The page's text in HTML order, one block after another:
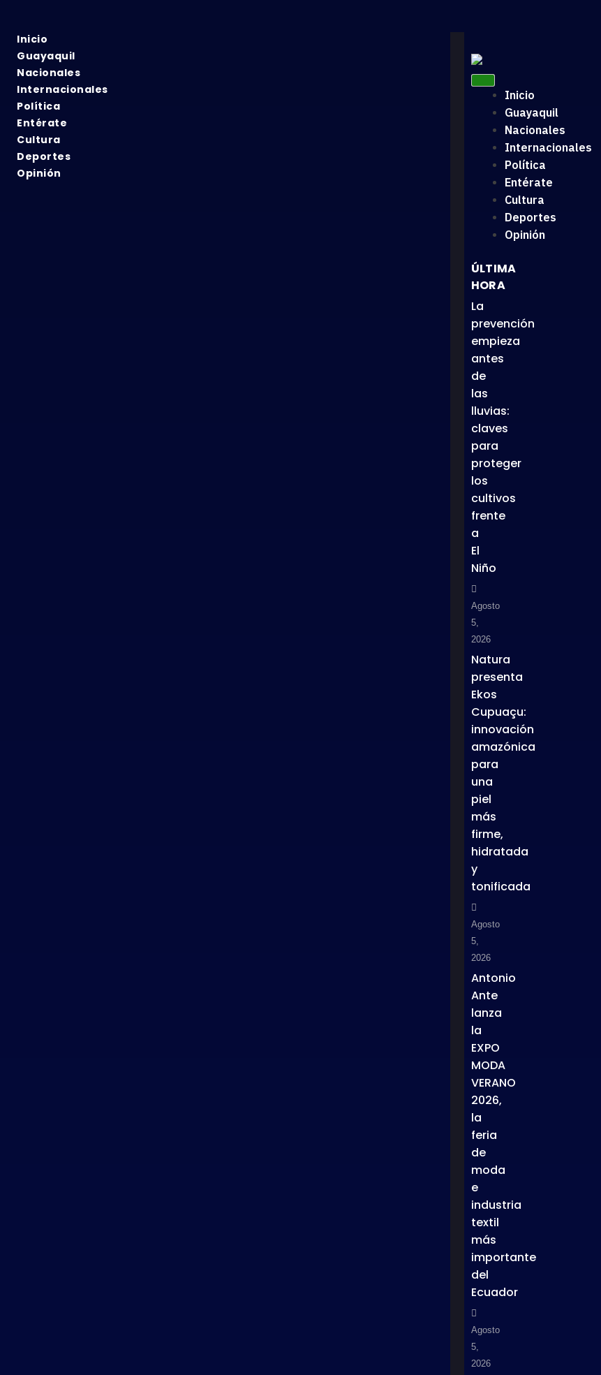
Inicio
Guayaquil
Nacionales
Internacionales
Política
Entérate
Cultura
Deportes
Opinión
Inicio
Guayaquil
Nacionales
Internacionales
Política
Entérate
Cultura
Deportes
Opinión
ÚLTIMA
HORA
La
prevención
empieza
antes
de
las
lluvias:
claves
para
proteger
los
cultivos
frente
a
El
Niño
Agosto
5,
2026
Natura
presenta
Ekos
Cupuaçu:
innovación
amazónica
para
una
piel
más
firme,
hidratada
y
tonificada
Agosto
5,
2026
Antonio
Ante
lanza
la
EXPO
MODA
VERANO
2026,
la
feria
de
moda
e
industria
textil
más
importante
del
Ecuador
Agosto
5,
2026